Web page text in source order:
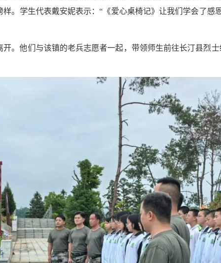
。学生代表戴安妮表示：“《爱心桌椅记》让我们学会了感
。他们与该镇的老兵志愿者一起，带领师生前往长汀县烈